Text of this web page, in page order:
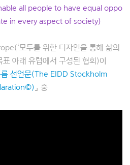
all people to have equal oppo
in every aspect of society)
모두를 위한 디자인을 통해 삶의
표 아래 유럽에서 구성된 협회)이
름 선언문(The EIDD Stockholm
」 중